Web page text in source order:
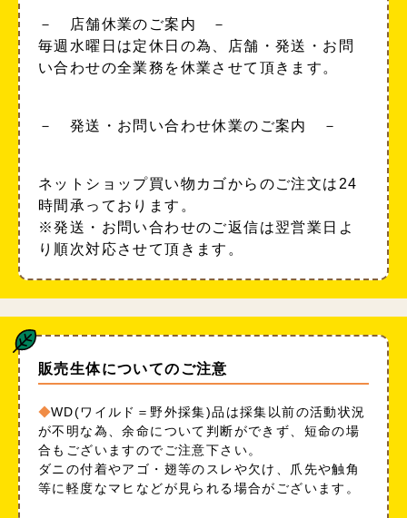
－ 店舗休業のご案内 －
毎週水曜日は定休日の為、店舗・発送・お問
い合わせの全業務を休業させて頂きます。
－ 発送・お問い合わせ休業のご案内 －
ネットショップ買い物カゴからのご注文は24
時間承っております。
※発送・お問い合わせのご返信は翌営業日よ
り順次対応させて頂きます。
販売生体についてのご注意
WD(ワイルド＝野外採集)品は採集以前の活動状況
が不明な為、余命について判断ができず、短命の場
合もございますのでご注意下さい。
ダニの付着やアゴ・翅等のスレや欠け、爪先や触角
等に軽度なマヒなどが見られる場合がございます。